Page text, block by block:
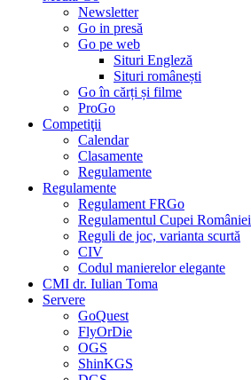
Newsletter
Go in presă
Go pe web
Situri Engleză
Situri românești
Go în cărți și filme
ProGo
Competiţii
Calendar
Clasamente
Regulamente
Regulamente
Regulament FRGo
Regulamentul Cupei României
Reguli de joc, varianta scurtă
CIV
Codul manierelor elegante
CMI dr. Iulian Toma
Servere
GoQuest
FlyOrDie
OGS
ShinKGS